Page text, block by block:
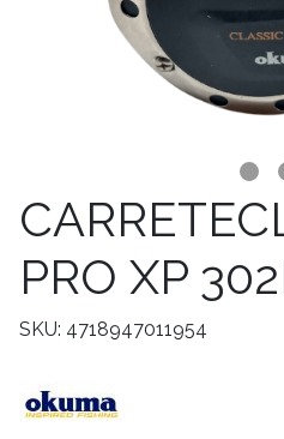
PRO XP
SKU: 4718947011954